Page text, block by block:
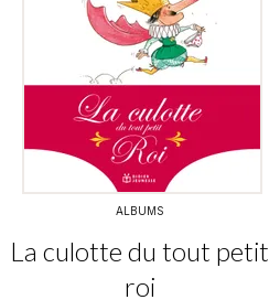
ALBUMS
La culotte du tout petit
roi